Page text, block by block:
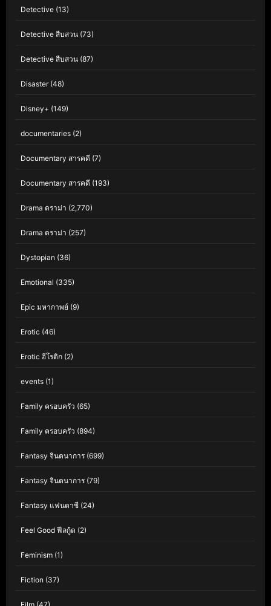
Detective (13)
Detective สืบสวน (73)
Detective สืบสวน (87)
Disaster(48)
Disney+ (149)
documentaries (2)
Documentary สารคดี (7)
Documentary สารคดี (193)
Drama ดราม่า (2,770)
Drama ดราม่า (257)
Dystopian (36)
Emotional (335)
Epic มหากาพย์ (9)
Erotic (46)
Erotic อีโรติก (2)
events (1)
Family ครอบครัว (65)
Family ครอบครัว (894)
Fantasy จินตนาการ (699)
Fantasy จินตนาการ (79)
Fantasy แฟนตาซี (24)
Feel Good ฟีลกู้ด (2)
Feminism (1)
Fiction (37)